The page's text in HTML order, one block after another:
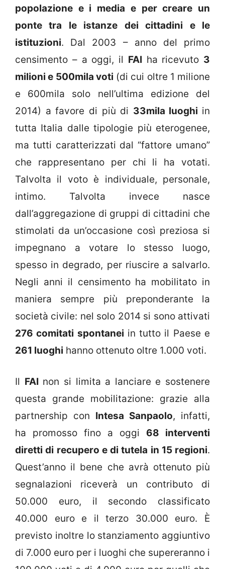
popolazione e i media e per creare un
ponte tra le istanze dei cittadini e le
istituzioni. Dal 2003 – anno del primo
censimento – a oggi, il FAIha ricevuto 3
milioni e 500mila voti (di cui oltre 1 milione
e 600mila solo nell’ultima edizione del
2014) a favore di più di 33mila luoghi in
tutta Italia dalle tipologie più eterogenee,
ma tutti caratterizzati dal “fattore umano”
che rappresentano per chi li ha votati.
Talvolta il voto è individuale, personale,
intimo. Talvolta invece nasce
dall’aggregazione di gruppi di cittadini che
stimolati da un’occasione così preziosa si
impegnano a votare lo stesso luogo,
spesso in degrado, per riuscire a salvarlo.
Negli anni il censimento ha mobilitato in
maniera sempre più preponderante la
società civile: nel solo 2014 si sono attivati
276 comitati spontanei in tutto il Paese e
261 luoghi hanno ottenuto oltre 1.000 voti.
Il FAInon si limita a lanciare e sostenere
questa grande mobilitazione: grazie alla
partnership con Intesa Sanpaolo, infatti,
ha promosso fino a oggi 68 interventi
diretti di recupero e di tutela in 15 regioni.
Quest’anno il bene che avrà ottenuto più
segnalazioni riceverà un contributo di
50.000 euro, il secondo classificato
40.000 euro e il terzo 30.000 euro. È
previsto inoltre lo stanziamento aggiuntivo
di 7.000 euro per i luoghi che supereranno i